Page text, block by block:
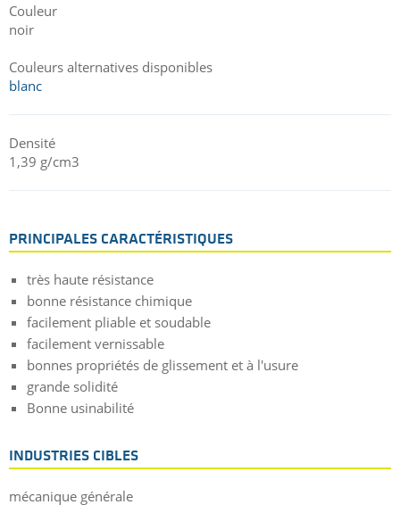
Couleur
noir
Couleurs alternatives disponibles
blanc
Densité
1,39 g/cm3
PRINCIPALES CARACTÉRISTIQUES
très haute résistance
bonne résistance chimique
facilement pliable et soudable
facilement vernissable
bonnes propriétés de glissement et à l'usure
grande solidité
Bonne usinabilité
INDUSTRIES CIBLES
mécanique générale